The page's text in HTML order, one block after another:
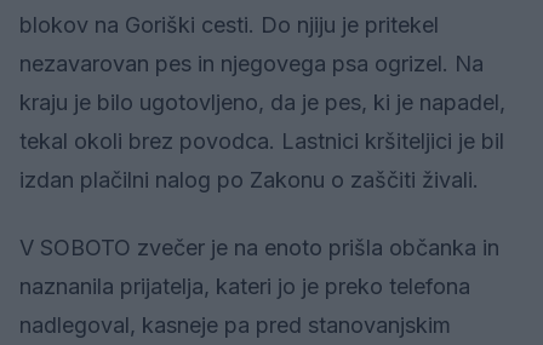
blokov na Goriški cesti. Do njiju je pritekel
nezavarovan pes in njegovega psa ogrizel. Na
kraju je bilo ugotovljeno, da je pes, ki je napadel,
tekal okoli brez povodca. Lastnici kršiteljici je bil
izdan plačilni nalog po Zakonu o zaščiti živali.
V SOBOTO zvečer je na enoto prišla občanka in
naznanila prijatelja, kateri jo je preko telefona
nadlegoval, kasneje pa pred stanovanjskim